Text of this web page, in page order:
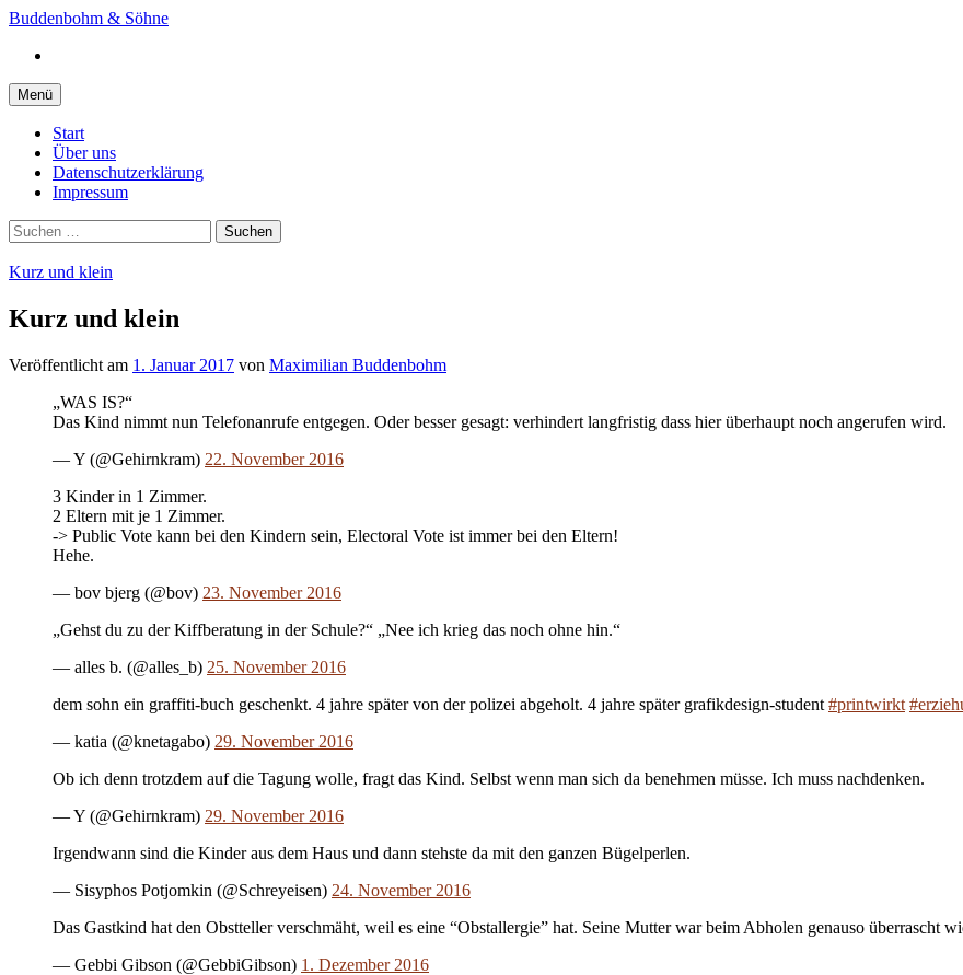
Springe
Inhalt
Buddenbohm & Söhne
Menü
Start
Über uns
Datenschutzerklärung
Impressum
Suchen
nach:
Kurz und klein
Kurz und klein
Veröffentlicht am 1. Januar 2017 von Maximilian Buddenbohm
„WAS IS?“
Das Kind nimmt nun Telefonanrufe entgegen. Oder besser gesagt: verhindert langfristig dass hier überhaupt noch angerufen wird.
— Y (@Gehirnkram) 22. November 2016
3 Kinder in 1 Zimmer.
2 Eltern mit je 1 Zimmer.
-> Public Vote kann bei den Kindern sein, Electoral Vote ist immer bei den Eltern!
Hehe.
— bov bjerg (@bov) 23. November 2016
„Gehst du zu der Kiffberatung in der Schule?“ „Nee ich krieg das noch ohne hin.“
— alles b. (@alles_b) 25. November 2016
dem sohn ein graffiti-buch geschenkt. 4 jahre später von der polizei abgeholt. 4 jahre später grafikdesign-student #printwirkt
— katia (@knetagabo) 29. November 2016
Ob ich denn trotzdem auf die Tagung wolle, fragt das Kind. Selbst wenn man sich da benehmen müsse. Ich muss nachdenken.
— Y (@Gehirnkram) 29. November 2016
Irgendwann sind die Kinder aus dem Haus und dann stehste da mit den ganzen Bügelperlen.
— Sisyphos Potjomkin (@Schreyeisen) 24. November 2016
Das Gastkind hat den Obstteller verschmäht, weil es eine “Obstallergie” hat. Seine Mutter war beim Abholen genauso überrascht
— Gebbi Gibson (@GebbiGibson) 1. Dezember 2016